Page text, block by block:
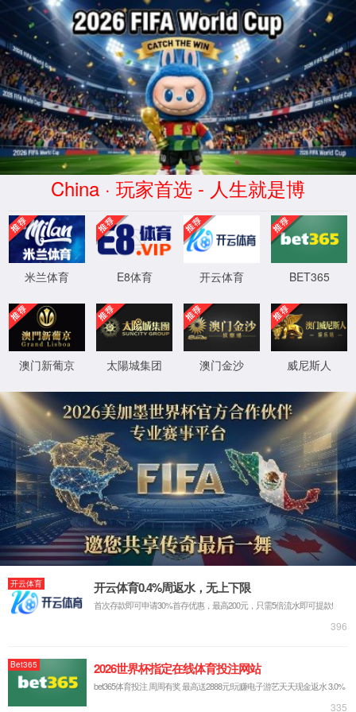
AC米兰|官方中文网站-Milan Sports
您的请求可能存在威胁，已被拦截！
EventID: dc48530511704a2e8152a3a32c7d3925
拦截时间: 2026-08-10 11:34